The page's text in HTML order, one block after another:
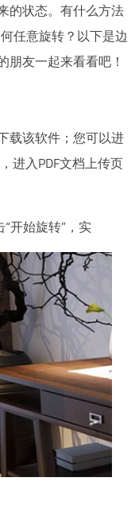
的状态。有什么方法
任意旋转？以下是边
朋友一起来看看吧！
载该软件；您可以进
进入PDF文档上传页
开始旋转”，实